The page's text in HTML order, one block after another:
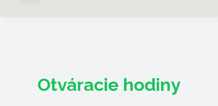
Otváracie hodiny